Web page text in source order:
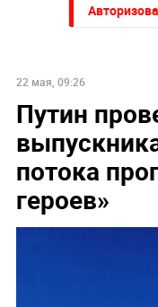
22 мая, 09:26
Путин
потока
героев»